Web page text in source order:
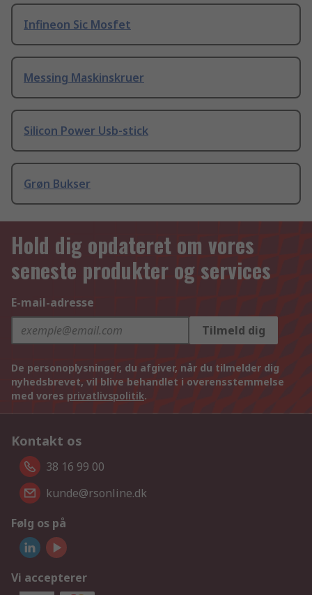
Infineon Sic Mosfet
Messing Maskinskruer
Silicon Power Usb-stick
Grøn Bukser
Hold dig opdateret om vores
seneste produkter og services
E-mail-adresse
Tilmeld dig
De personoplysninger, du afgiver, når du tilmelder dig
nyhedsbrevet, vil blive behandlet i overensstemmelse
med vores privatlivspolitik.
Kontakt os
38 16 99 00
kunde@rsonline.dk
Følg os på
Vi accepterer